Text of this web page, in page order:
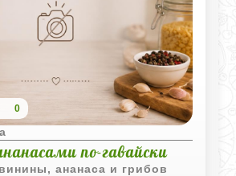
0
по-гавайски
ананаса и грибов